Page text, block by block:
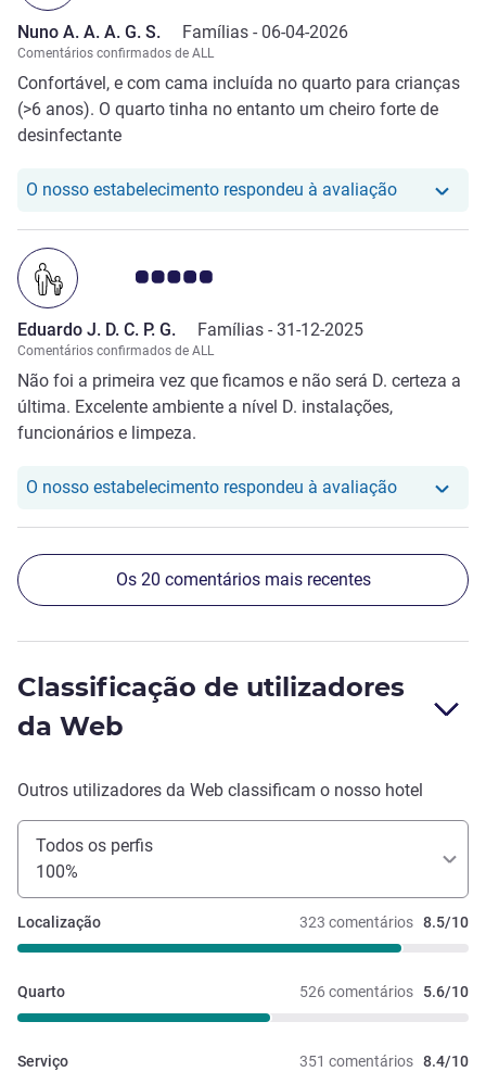
Nuno A. A. A. G. S. Famílias - 06-04-2026
Comentários confirmados de ALL
Confortável, e com cama incluída no quarto para crianças
(>6 anos). O quarto tinha no entanto um cheiro forte de
desinfectante
O nosso estabelecimento respondeu à avaliaçãoO nosso
Nota clientes Avis 5.0/5
Eduardo J. D. C. P. G. Famílias - 31-12-2025
Comentários confirmados de ALL
Não foi a primeira vez que ficamos e não será D. certeza a
última. Excelente ambiente a nível D. instalações,
funcionários e limpeza.
O nosso estabelecimento respondeu à avaliaçãoO nosso
Os 20 comentários mais recentes
Classificação de utilizadores
da Web
Outros utilizadores da Web classificam o nosso hotel
Todos os perfis
100%
323 comentários 8.5/10
Localização
526 comentários 5.6/10
Quarto
351 comentários 8.4/10
Serviço